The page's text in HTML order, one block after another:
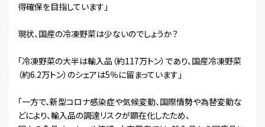
得確保を目指しています」
現状、国産の冷凍野菜は少ないのでしょうか？
「冷凍野菜の大半は輸入品（約117万トン）であり、国産冷凍野菜
（約6.2万トン）のシェアは5％に留まっています」
「一方で、新型コロナ感染症や気候変動、国際情勢や為替変動な
どにより、輸入品の調達リスクが顕在化したため、